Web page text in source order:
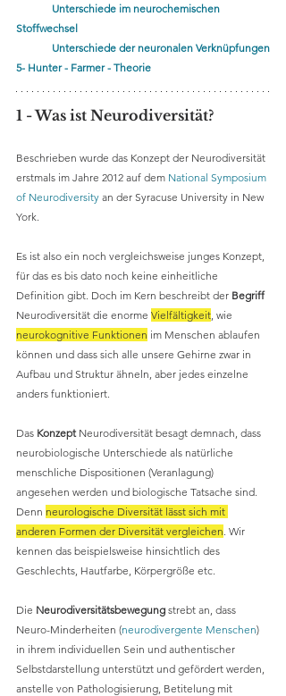
Unterschiede im neurochemischen
Stoffwechsel
Unterschiede der neuronalen Verknüpfungen
5- Hunter - Farmer - Theorie
1 - Was ist Neurodiversität?
Beschrieben wurde das Konzept der Neurodiversität
erstmals im Jahre 2012 auf dem National Symposium
of Neurodiversity an der Syracuse University in New
York.
Es ist also ein noch vergleichsweise junges Konzept,
für das es bis dato noch keine einheitliche
Definition gibt. Doch im Kern beschreibt der Begriff
Neurodiversität die enorme Vielfältigkeit , wie
neurokognitive Funktionen im Menschen ablaufen
können und dass sich alle unsere Gehirne zwar in
Aufbau und Struktur ähneln, aber jedes einzelne
anders funktioniert.
Das Konzept Neurodiversität besagt demnach, dass
neurobiologische Unterschiede als natürliche
menschliche Dispositionen (Veranlagung)
angesehen werden und biologische Tatsache sind.
Denn neurologische Diversität lässt sich mit
anderen Formen der Diversität vergleichen . Wir
kennen das beispielsweise hinsichtlich des
Geschlechts, Hautfarbe, Körpergröße etc.
Die Neurodiversitätsbewegung strebt an, dass
Neuro-Minderheiten (neurodivergente Menschen)
in ihrem individuellen Sein und authentischer
Selbstdarstellung unterstützt und gefördert werden,
anstelle von Pathologisierung, Betitelung mit